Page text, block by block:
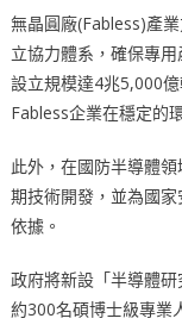
無晶圓廠(Fabless)產
立協力體系，確保專
設立規模達4兆5,000
Fabless企業在穩定的
此外，在國防半導體
期技術開發，並為國
依據。
政府將新設「半導體
約300名碩博士級專業